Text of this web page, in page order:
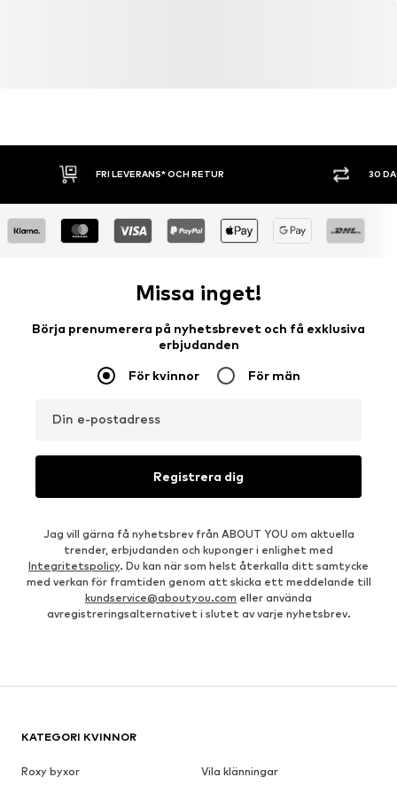
FRI LEVERANS* OCH RETUR 30
Missa inget!
Börja prenumerera på nyhetsbrevet och få exklusiva
erbjudanden
För kvinnor För män
Din e-postadress
Registrera dig
Jag vill gärna få nyhetsbrev från ABOUT YOU om aktuella
trender, erbjudanden och kuponger i enlighet med
Integritetspolicy. Du kan när som helst återkalla ditt samtycke
med verkan för framtiden genom att skicka ett meddelande till
kundservice@aboutyou.com eller använda
avregistreringsalternativet i slutet av varje nyhetsbrev.
KATEGORI KVINNOR
Roxy byxor
Vila klänningar